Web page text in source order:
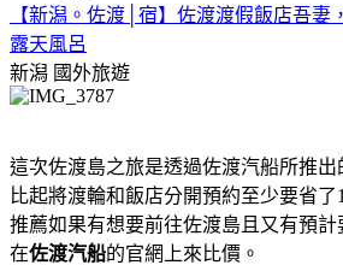
【新潟。佐渡│宿】佐渡渡假飯店吾妻
露天風呂
新潟 國外旅遊
這次佐渡島之旅是透過佐渡汽船所推出
比起將渡輪和飯店分開預約至少要省了
推薦如果有想要前往佐渡島且又有預
在佐渡汽船的官網上來比價。